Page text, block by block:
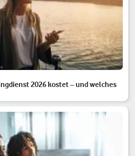
2026 kostet – und welches